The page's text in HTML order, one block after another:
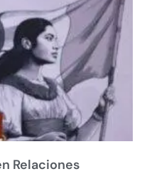
Relaciones